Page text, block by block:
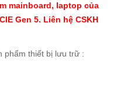
mainboard, laptop của
Gen 5. Liên hệ CSKH
phẩm thiết bị lưu trữ :